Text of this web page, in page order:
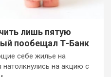
лишь пятую
пообещал Т-Банк
себе жилье на
на акцию с